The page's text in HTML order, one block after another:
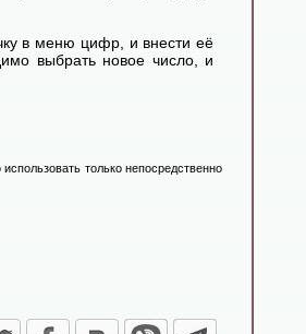
в меню цифр, и внести её
выбрать новое число, и
только непосредственно